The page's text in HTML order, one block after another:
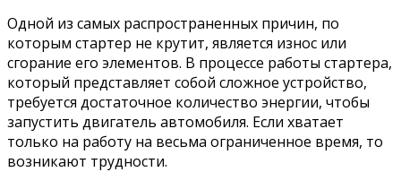
Одной из самых распространенных причин, по
которым стартер не крутит, является износ или
сгорание его элементов. В процессе работы стартера,
который представляет собой сложное устройство,
требуется достаточное количество энергии, чтобы
запустить двигатель автомобиля. Если хватает
только на работу на весьма ограниченное время, то
возникают трудности.